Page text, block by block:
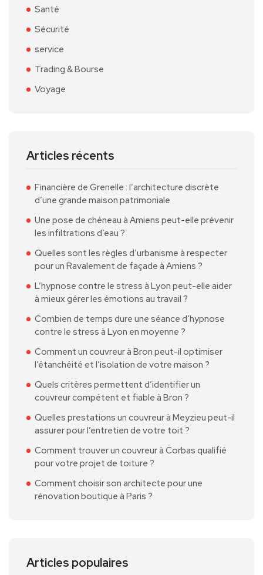
Santé
Sécurité
service
Trading & Bourse
Voyage
Articles récents
Financière de Grenelle : l’architecture discrète
d’une grande maison patrimoniale
Une pose de chéneau à Amiens peut-elle prévenir
les infiltrations d’eau ?
Quelles sont les règles d’urbanisme à respecter
pour un Ravalement de façade à Amiens ?
L’hypnose contre le stress à Lyon peut-elle aider
à mieux gérer les émotions au travail ?
Combien de temps dure une séance d’hypnose
contre le stress à Lyon en moyenne ?
Comment un couvreur à Bron peut-il optimiser
l’étanchéité et l’isolation de votre maison ?
Quels critères permettent d’identifier un
couvreur compétent et fiable à Bron ?
Quelles prestations un couvreur à Meyzieu peut-il
assurer pour l’entretien de votre toit ?
Comment trouver un couvreur à Corbas qualifié
pour votre projet de toiture ?
Comment choisir son architecte pour une
rénovation boutique à Paris ?
Articles populaires